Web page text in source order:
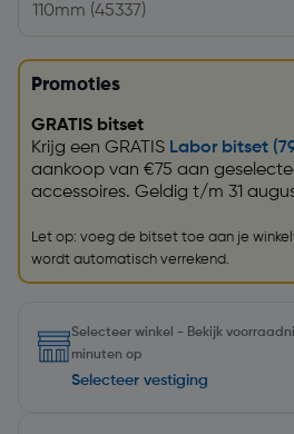
Promoties
GRATIS bitset
Krijg een GRATIS Labor bitset
aankoop van €75 aan
accessoires. Geldig t/m 31
Let op: voeg de bitset toe aan je
wordt automatisch verrekend.
Selecteer winkel - Bekijk
minuten op
Selecteer vestiging